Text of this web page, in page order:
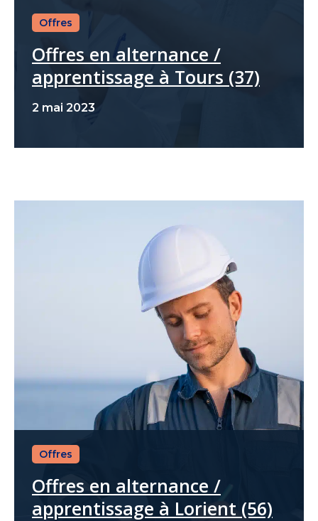
Offres
Offres en alternance /
apprentissage à Tours (37)
2 mai 2023
Offres
Offres en alternance /
apprentissage à Lorient (56)